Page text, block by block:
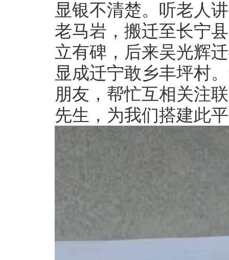
显银不清楚。听老人
老马岩，搬迁至长宁
立有碑，后来吴光辉
显成迁宁敢乡丰坪村
朋友，帮忙互相关注
先生，为我们搭建此